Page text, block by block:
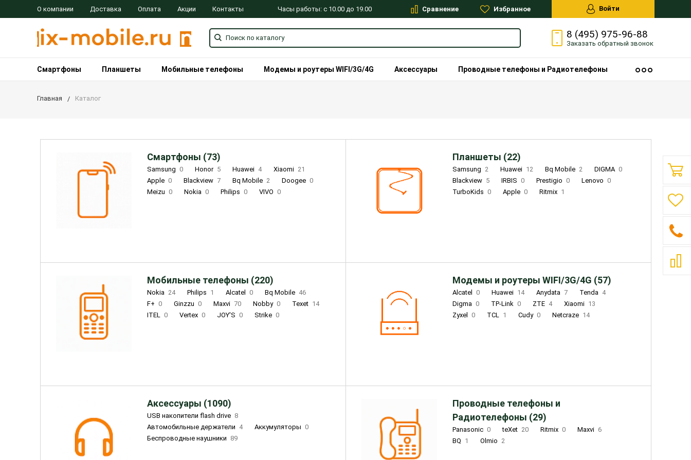
О компании Доставка Оплата Акции Контакты Часы работы: с 10.00 до 19.00 Сравнение Избранное Войти
8 (495) 975-96-88
Заказать обратный звонок
Смартфоны Планшеты Мобильные телефоны Модемы и роутеры WIFI/3G/4G Аксессуары Проводные телефоны и Радиотелефоны
Главная Каталог
Смартфоны (73)
Samsung 0 Honor 5 Huawei 4 Xiaomi 21
Apple 0 Blackview 7 Bq Mobile 2 Doogee 0
Meizu 0 Nokia 0 Philips 0 VIVO 0
Планшеты (22)
Samsung 2 Huawei 12 Bq Mobile 2 DIGMA 0
Blackview 5 IRBIS 0 Prestigio 0 Lenovo 0
TurboKids 0 Apple 0 Ritmix 1
Мобильные телефоны (220)
Nokia 24 Philips 1 Alcatel 0 Bq Mobile 46
F+ 0 Ginzzu 0 Maxvi 70 Nobby 0 Texet 14
ITEL 0 Vertex 0 JOY'S 0 Strike 0
Модемы и роутеры WIFI/3G/4G (57)
Alcatel 0 Huawei 14 Anydata 7 Tenda 4
Digma 0 TP-Link 0 ZTE 4 Xiaomi 13
Zyxel
0 TCL 1 Cudy 0 Netcraze 14
Аксессуары (1090)
USB накопители flash drive 8
Автомобильные держатели 4 Аккумуляторы 0
Беспроводные наушники 89
Проводные телефоны и
Радиотелефоны (29)
Panasonic 0 teXet 20 Ritmix 0 Maxvi 6
BQ 1 Olmio 2